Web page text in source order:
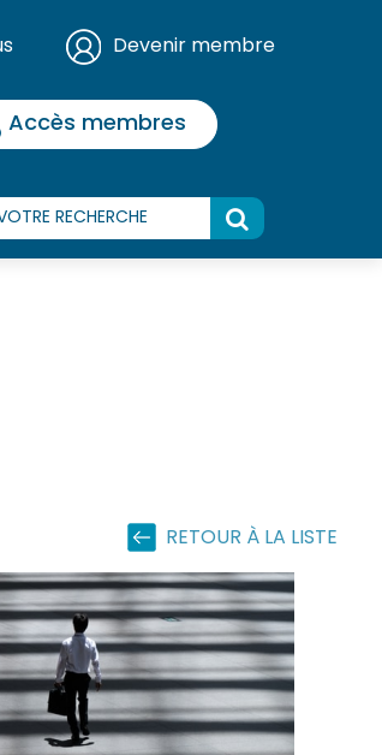
Devenir membre
Accès membres
RETOUR À LA LISTE